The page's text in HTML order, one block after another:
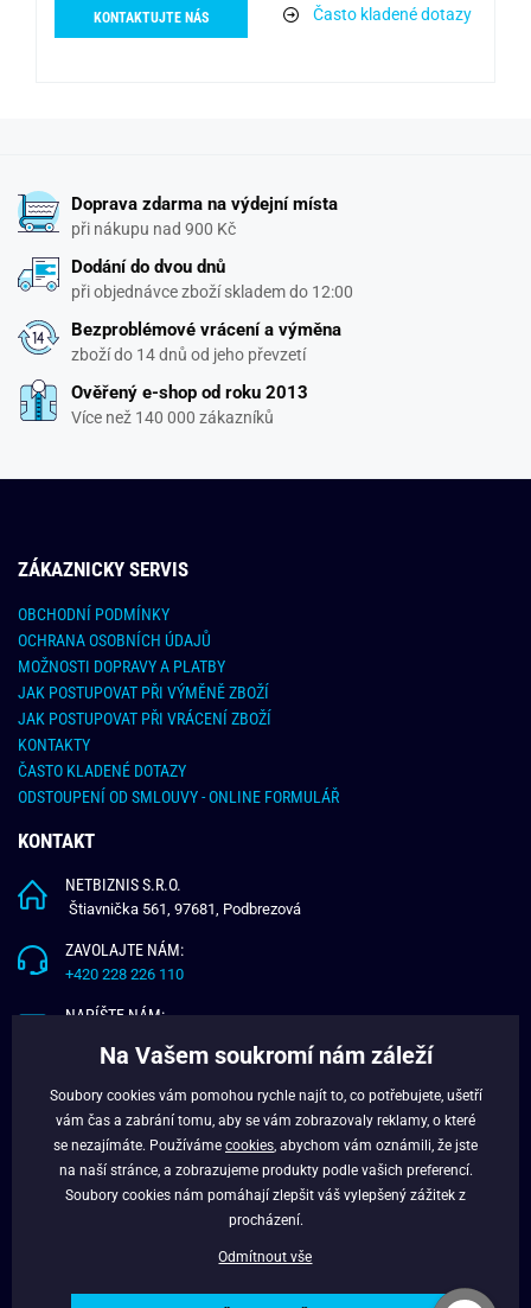
KONTAKTUJTE NÁS
Často kladené dotazy
Doprava zdarma na výdejní místa
při nákupu nad 900 Kč
Dodání do dvou dnů
při objednávce zboží skladem do 12:00
Bezproblémové vrácení a výměna
zboží do 14 dnů od jeho převzetí
Ověřený e-shop od roku 2013
Více než 140 000 zákazníků
ZÁKAZNICKY SERVIS
OBCHODNÍ PODMÍNKY
OCHRANA OSOBNÍCH ÚDAJŮ
MOŽNOSTI DOPRAVY A PLATBY
JAK POSTUPOVAT PŘI VÝMĚNĚ ZBOŽÍ
JAK POSTUPOVAT PŘI VRÁCENÍ ZBOŽÍ
KONTAKTY
ČASTO KLADENÉ DOTAZY
ODSTOUPENÍ OD SMLOUVY - ONLINE FORMULÁŘ
KONTAKT
NETBIZNIS S.R.O.
Štiavnička 561, 97681, Podbrezová
ZAVOLAJTE NÁM:
+420 228 226 110
NAPÍŠTE NÁM:
O NÁS
VĚRNOSTNÍ PROGRAM
Na Vašem soukromí nám záleží
Soubory cookies vám pomohou rychle najít to, co potřebujete, ušetří
vám čas a zabrání tomu, aby se vám zobrazovaly reklamy, o které
se nezajímáte. Používáme cookies , abychom vám oznámili, že jste
na naší stránce, a zobrazujeme produkty podle vašich preferencí.
Soubory cookies nám pomáhají zlepšit váš vylepšený zážitek z
procházení.
Odmítnout vše